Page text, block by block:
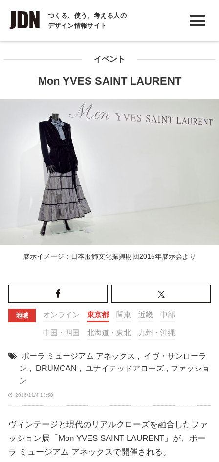
つくる、使う、考える人の
デザイン情報サイト
INTERVIEW
インタビュー
イベント
Mon YVES SAINT LAURENT
展示イメージ：日本服飾文化振興財団2015年展示会より
地域 オンライン 東京都 関東 近畿 中部
中国・四国 北海道・東北 九州・沖縄
ポーラ ミュージアム アネックス ,
イヴ・サンローラ
ン , DRUMCAN , ユナイテッドアローズ , ファッショ
ン
2016/11/4 13:50
ヴィンテージと現代のリアルクローズを融合したファ
ッション展「Mon YVES SAINT LAURENT」が、ポー
ラ ミュージアム アネックスで開催される。